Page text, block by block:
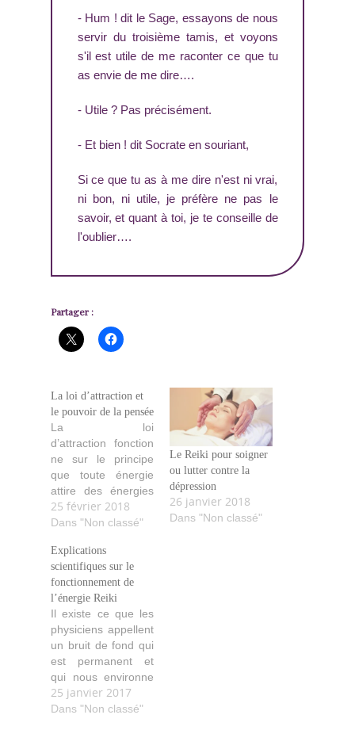
- Hum ! dit le Sage, essayons de nous
servir du troisième tamis, et voyons
s'il est utile de me raconter ce que tu
as envie de me dire….
- Utile ? Pas précisément.
- Et bien ! dit Socrate en souriant,
Si ce que tu as à me dire n'est ni vrai,
ni bon, ni utile, je préfère ne pas le
savoir, et quant à toi, je te conseille de
l'oublier….
Partager :
La loi d’attraction et
le pouvoir de la pensée
La loi
d’attraction fonction
ne sur le principe
que toute énergie
attire des énergies
similaires. Le négatif
attire le négatif et le
positif. L’Univers
capte notre esprit
subconscient, et
nous recevons des
expériences de vie
en adéquation avec
ce nous pensons.
C'est le pouvoir de
la pensée. Chaque
pensée que nous…
25 février 2018
Dans "Non classé"
Le Reiki pour soigner
ou lutter contre la
dépression
26 janvier 2018
Dans "Non classé"
Explications
scientifiques sur le
fonctionnement de
l’énergie Reiki
Il existe ce que les
physiciens appellent
un bruit de fond qui
est permanent et
qui nous environne
à chaque seconde :
ce bruit de fond est,
25 janvier 2017
Dans "Non classé"